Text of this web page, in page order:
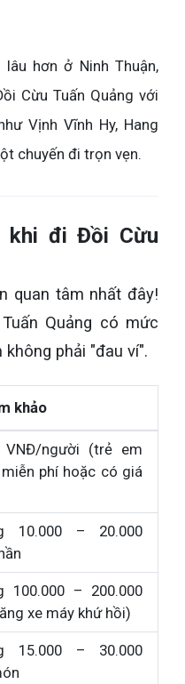
hơn ở Ninh Thuận,
Cừu Tuấn Quảng với
Vịnh Vĩnh Hy, Hang
chuyến đi trọn vẹn.
khi đi Đồi Cừu
quan tâm nhất đây!
Quảng có mức
phải "đau ví".
khảo
VNĐ/người (trẻ em
phí hoặc có giá
10.000 – 20.000
100.000 – 200.000
xe máy khứ hồi)
15.000 – 30.000